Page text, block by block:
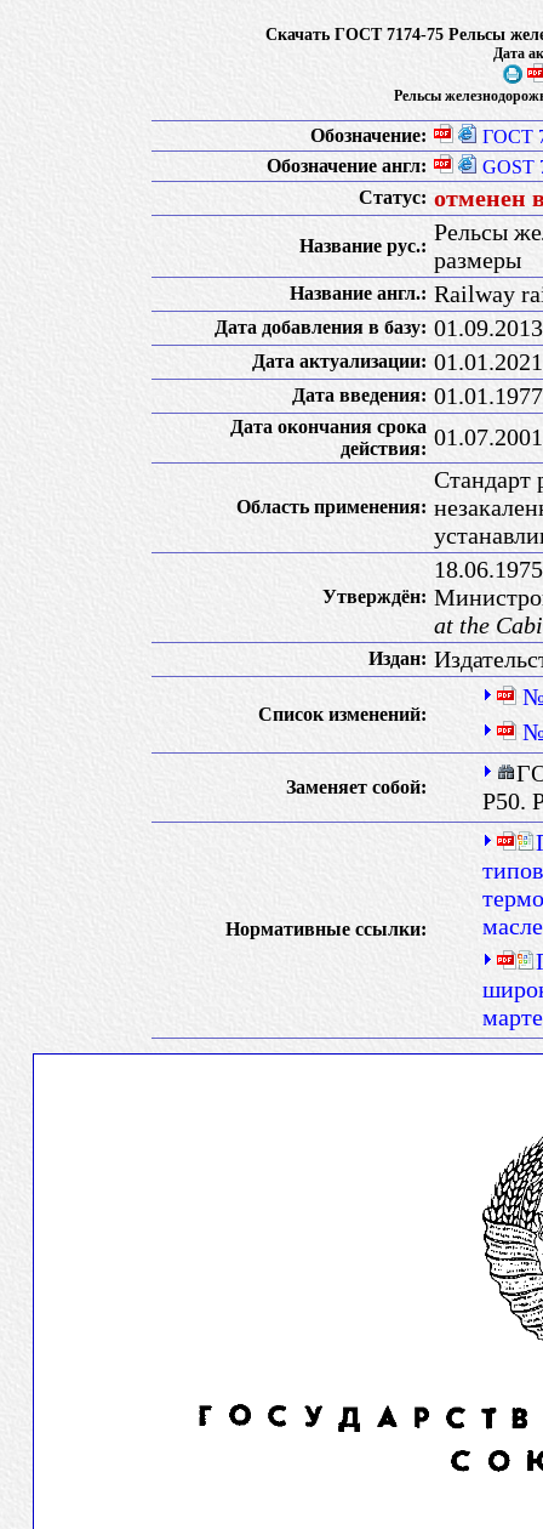
Скачать ГОСТ 7174-75 Рельсы
Дата
Рельсы
Обозначение:
ГОСТ
Обозначение англ:
GOST
Статус: отменен
Название рус.:
Рельсы
размеры
Название англ.: Railway
Дата добавления в базу: 01.09.2013
Дата актуализации: 01.01.2021
Дата введения: 01.01.1977
Дата окончания срока
действия: 01.07.2001
Область применения:
Стандарт
Утверждён:
at the
Издан:
Список изменений:
№
№
Заменяет собой:
Р50.
Нормативные ссылки: